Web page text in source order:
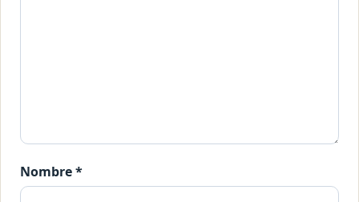
Nombre*